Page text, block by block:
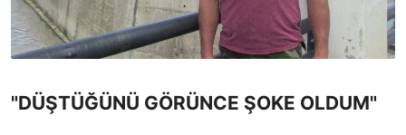
"DÜŞTÜĞÜNÜ GÖRÜNCE ŞOKE OLDUM"